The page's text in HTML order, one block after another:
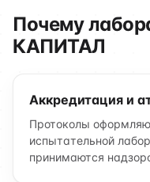
Почему
КАПИТАЛ
Аккредитация и
Протоколы
испытательной
принимаются